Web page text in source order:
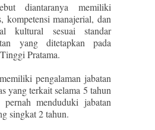
diantaranya memiliki
kompetensi manajerial, dan
kultural sesuai standar
yang ditetapkan pada
Pratama.
pengalaman jabatan
yang terkait selama 5 tahun
menduduki jabatan
singkat 2 tahun.